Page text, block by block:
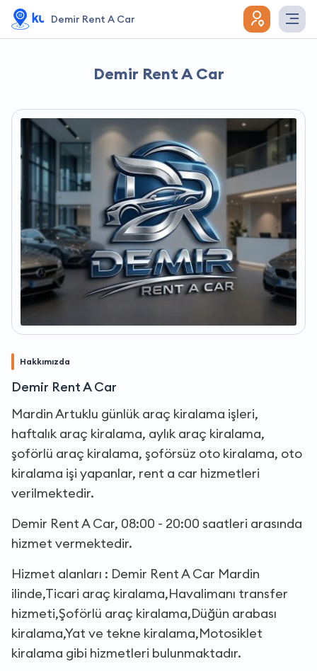
Demir Rent A Car
Demir Rent A Car
Hakkımızda
Demir Rent A Car
Mardin Artuklu günlük araç kiralama işleri,
haftalık araç kiralama, aylık araç kiralama,
şoförlü araç kiralama, şoförsüz oto kiralama, oto
kiralama işi yapanlar, rent a car hizmetleri
verilmektedir.
Demir Rent A Car, 08:00 - 20:00 saatleri arasında
hizmet vermektedir.
Hizmet alanları : Demir Rent A Car Mardin
ilinde,Ticari araç kiralama,Havalimanı transfer
hizmeti,Şoförlü araç kiralama,Düğün arabası
kiralama,Yat ve tekne kiralama,Motosiklet
kiralama gibi hizmetleri bulunmaktadır.